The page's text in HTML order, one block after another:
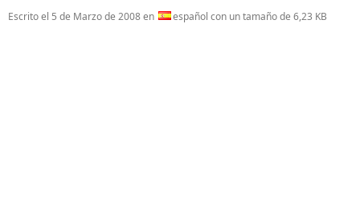
Escrito el 5 de Marzo de 2008en español con un tamaño de 6,23 KB